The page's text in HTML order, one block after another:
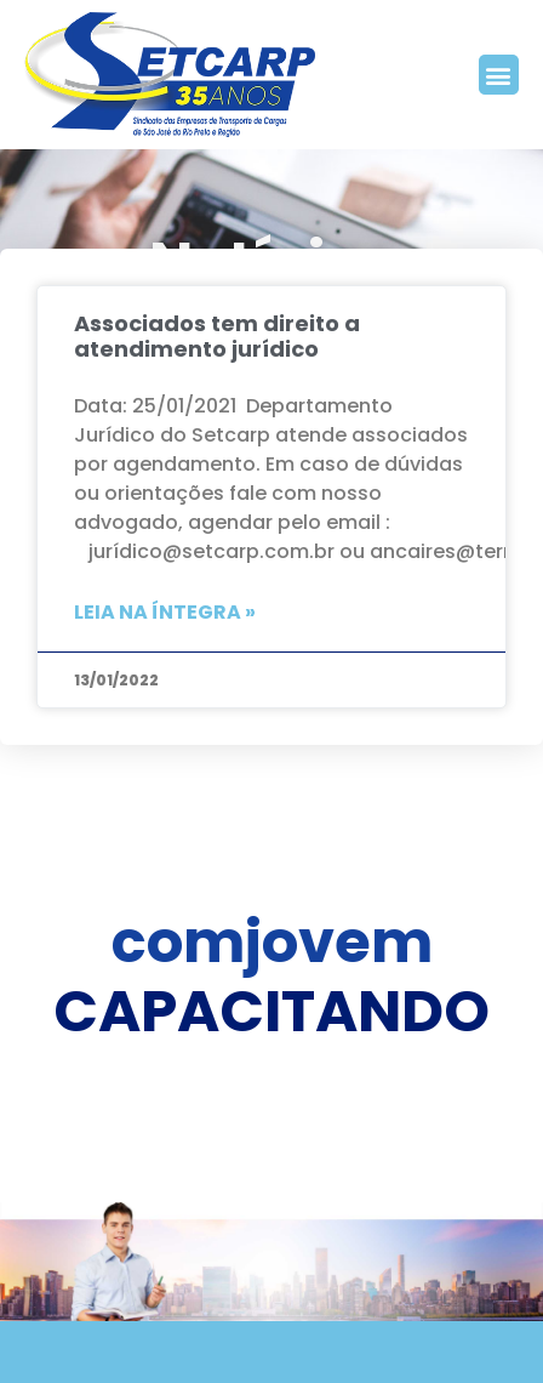
Notícias
Home Blog
Associados tem direito a
atendimento jurídico
Data: 25/01/2021 Departamento
Jurídico do Setcarp atende associados
por agendamento. Em caso de dúvidas
ou orientações fale com nosso
advogado, agendar pelo email :
jurídico@setcarp.com.br ou
LEIA NA ÍNTEGRA »
13/01/2022
comjovem
CAPACITANDO